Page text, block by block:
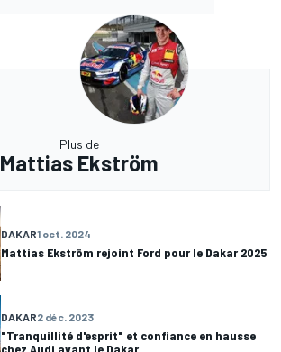
Plus de
Mattias Ekström
DAKAR1 oct. 2024
Mattias Ekström rejoint Ford pour le Dakar 2025
DAKAR2 déc. 2023
"Tranquillité d'esprit" et confiance en hausse
chez Audi avant le Dakar